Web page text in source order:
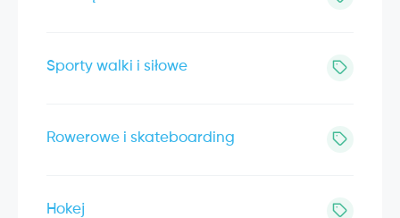
Sporty walki i siłowe
Rowerowe i skateboarding
Hokej